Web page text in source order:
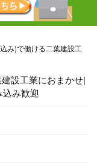
設工業におまかせ|
込み歓迎